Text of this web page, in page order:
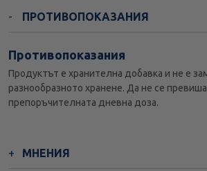
ПРОТИВОПОКАЗАНИЯ
Противопоказания
Продуктът е хранителна добавка и не е
разнообразното хранене. Да не се
препоръчителната дневна доза.
МНЕНИЯ